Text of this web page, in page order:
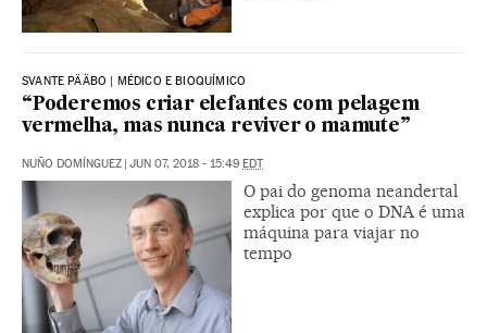
SVANTE PÄÄBO | MÉDICO E BIOQUÍMICO
“Poderemos criar elefantes com pelagem
vermelha, mas nunca reviver o mamute”
NUÑO DOMÍNGUEZ | JUN 07, 2018 - 15:49 EDT
O pai do genoma neandertal
explica por que o DNA é uma
máquina para viajar no
tempo